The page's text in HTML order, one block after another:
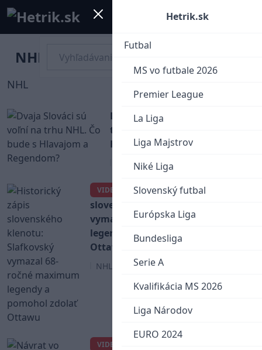
Mobile menu
Hetrik.sk
Futbal
MS vo futbale 2026
Premier League
La Liga
Liga Majstrov
Niké Liga
Slovenský futbal
Európska Liga
Bundesliga
Serie A
Kvalifikácia MS 2026
Liga Národov
EURO 2024
NHL
NHL
Dvaja Slováci sú voľní na
trhu NHL. Čo bude s
Hlavajom a Regendom?
VIDEO
Historický zápis
slovenského klenotu: Slafkovský
vymazal 68-ročné maximum
legendy a pomohol zdolať
Ottawu
NHL
VIDEO